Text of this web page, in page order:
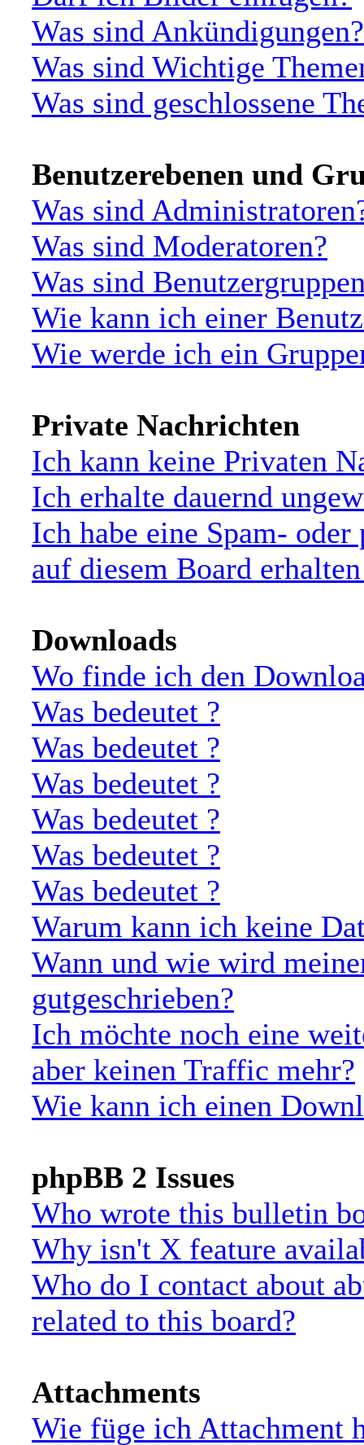
Was sind Ankündigungen?
Was sind Wichtige
Was sind geschlossene
Benutzerebenen und
Was sind
Was sind Moderatoren?
Was sind
Wie kann ich einer
Wie werde ich ein
Private Nachrichten
Ich kann keine Privaten
Ich erhalte dauernd
Ich habe eine Spam-
auf diesem Board
Downloads
Wo finde ich den
Was bedeutet ?
Was bedeutet ?
Was bedeutet ?
Was bedeutet ?
Was bedeutet ?
Was bedeutet ?
Warum kann ich keine
Wann und wie wird
gutgeschrieben?
Ich möchte noch eine
aber keinen Traffic mehr?
Wie kann ich einen
phpBB 2 Issues
Who wrote this bulletin
Why isn't X feature
Who do I contact about
related to this board?
Attachments
Wie füge ich Attachment